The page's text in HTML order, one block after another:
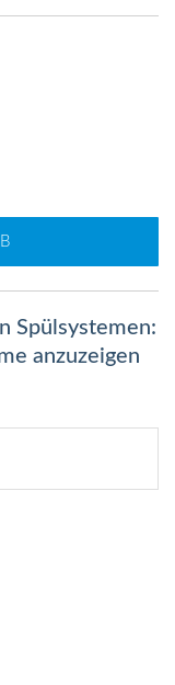
Spülsystemen:
anzuzeigen